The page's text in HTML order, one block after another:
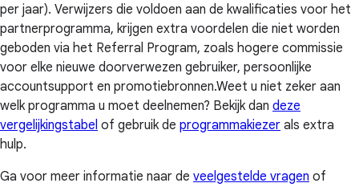
per jaar). Verwijzers die voldoen aan de kwalificaties voor het
partnerprogramma, krijgen extra voordelen die niet worden
geboden via het Referral Program, zoals hogere commissie
voor elke nieuwe doorverwezen gebruiker, persoonlijke
accountsupport en promotiebronnen.Weet u niet zeker aan
welk programma u moet deelnemen? Bekijk dan deze
vergelijkingstabel of gebruik de programmakiezer als extra
hulp.
Ga voor meer informatie naar de veelgestelde vragen of